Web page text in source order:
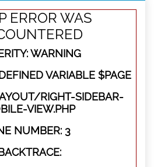
ERROR WAS
WARNING
VARIABLE $PAGE
RIGHT-SIDEBAR-
VIEW.PHP
NUMBER: 3